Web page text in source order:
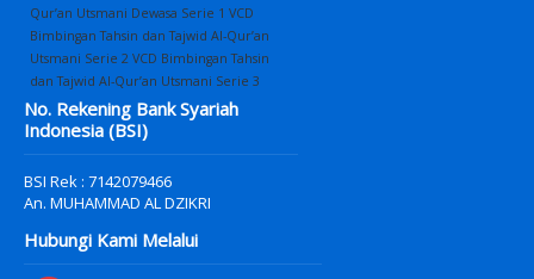
Qur’an Utsmani Dewasa Serie 1 VCD
Bimbingan Tahsin dan Tajwid Al-Qur’an
Utsmani Serie 2 VCD Bimbingan Tahsin
dan Tajwid Al-Qur’an Utsmani Serie 3
No. Rekening Bank Syariah
Indonesia (BSI)
BSI Rek : 7142079466
An. MUHAMMAD AL DZIKRI
Hubungi Kami Melalui